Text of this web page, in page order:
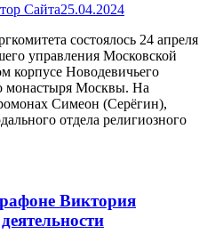
Сайта25.04.2024
состоялось 24 апреля
управления Московской
корпусе Новодевичьего
монастыря Москвы. На
Симеон (Серёгин),
отдела религиозного
Виктория